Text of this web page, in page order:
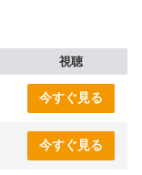
視聴
今すぐ見る
今すぐ見る